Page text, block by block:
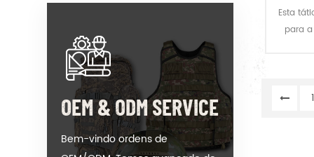
Esta
para
1
OEM & ODM SERVICE
Bem-vindo ordens de